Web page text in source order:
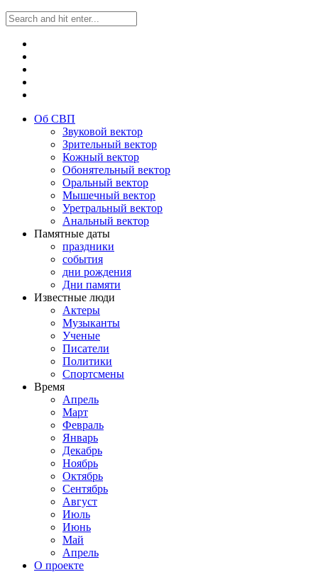
Об СВП
Звуковой вектор
Зрительный вектор
Кожный вектор
Обонятельный вектор
Оральный вектор
Мышечный вектор
Уретральный вектор
Анальный вектор
Памятные даты
праздники
события
дни рождения
Дни памяти
Известные люди
Актеры
Музыканты
Ученые
Писатели
Политики
Спортсмены
Время
Апрель
Март
Февраль
Январь
Декабрь
Ноябрь
Октябрь
Сентябрь
Август
Июль
Июнь
Май
Апрель
О проекте